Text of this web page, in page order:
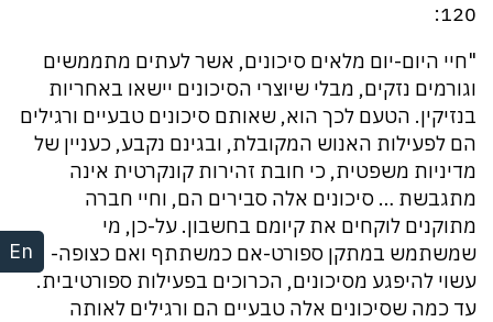
En
120:
"חיי היום-יום מלאים סיכונים, אשר לעתים מתממשים
וגורמים נזקים, מבלי שיוצרי הסיכונים יישאו באחריות
בנזיקין. הטעם לכך הוא, שאותם סיכונים טבעיים ורגילים
הם לפעילות האנוש המקובלת, ובגינם נקבע, כעניין של
מדיניות משפטית, כי חובת זהירות קונקרטית אינה
מתגבשת … סיכונים אלה סבירים הם, וחיי חברה
מתוקנים לוקחים את קיומם בחשבון. על-כן, מי
שמשתמש במתקן ספורט-אם כמשתתף ואם כצופה-
עשוי להיפגע מסיכונים, הכרוכים בפעילות ספורטיבית.
עד כמה שסיכונים אלה טבעיים הם ורגילים לאותה